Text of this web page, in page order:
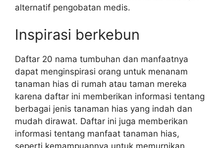
alternatif pengobatan medis.
Inspirasi berkebun
Daftar 20 nama tumbuhan dan manfaatnya
dapat menginspirasi orang untuk menanam
tanaman hias di rumah atau taman mereka
karena daftar ini memberikan informasi tentang
berbagai jenis tanaman hias yang indah dan
mudah dirawat. Daftar ini juga memberikan
informasi tentang manfaat tanaman hias,
seperti kemampuannya untuk memurnikan